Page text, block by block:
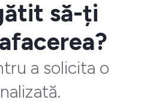
să-ți
afacerea?
a solicita o